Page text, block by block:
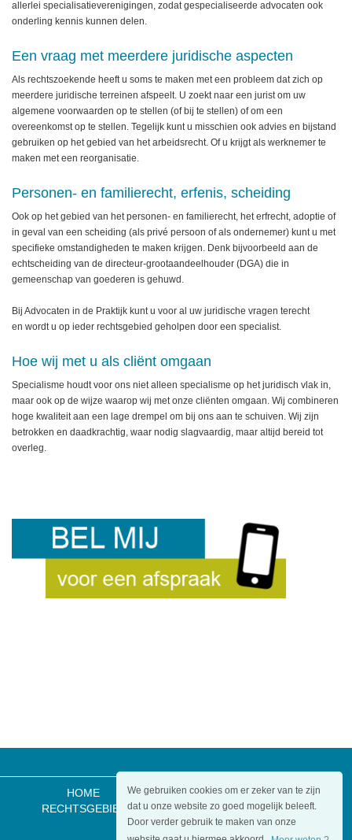
We gebruiken cookies om er zeker van te zijn
dat u onze website zo goed mogelijk beleeft.
Door verder gebruik te maken van onze
allerlei specialisatieverenigingen, zodat gespecialiseerde advocaten ook
onderling kennis kunnen delen.
Een vraag met meerdere juridische aspecten
Als rechtszoekende heeft u soms te maken met een probleem dat zich op
meerdere juridische terreinen afspeelt. U zoekt naar een jurist om uw
algemene voorwaarden op te stellen (of bij te stellen) of om een
overeenkomst op te stellen. Tegelijk kunt u misschien ook advies en bijstand
gebruiken op het gebied van het arbeidsrecht. Of u krijgt als werknemer te
maken met een reorganisatie.
Personen- en familierecht, erfenis, scheiding
Ook op het gebied van het personen- en familierecht, het erfrecht, adoptie of
in geval van een scheiding (als privé persoon of als ondernemer) kunt u met
specifieke omstandigheden te maken krijgen. Denk bijvoorbeeld aan de
echtscheiding van de directeur-grootaandeelhouder (DGA) die in
gemeenschap van goederen is gehuwd.
Bij Advocaten in de Praktijk kunt u voor al uw juridische vragen terecht
en wordt u op ieder rechtsgebied geholpen door een specialist.
Hoe wij met u als cliënt omgaan
Specialisme houdt voor ons niet alleen specialisme op het juridisch vlak in,
maar ook op de wijze waarop wij met onze cliënten omgaan. Wij combineren
hoge kwaliteit aan een lage drempel om bij ons aan te schuiven. Wij zijn
betrokken en daadkrachtig, waar nodig slagvaardig, maar altijd bereid tot
overleg.
HOME OVER ONS
ADVOCATEN
RECHTSGEBIEDEN
MEDIATION
SERVICE
CONTACT
FAQ